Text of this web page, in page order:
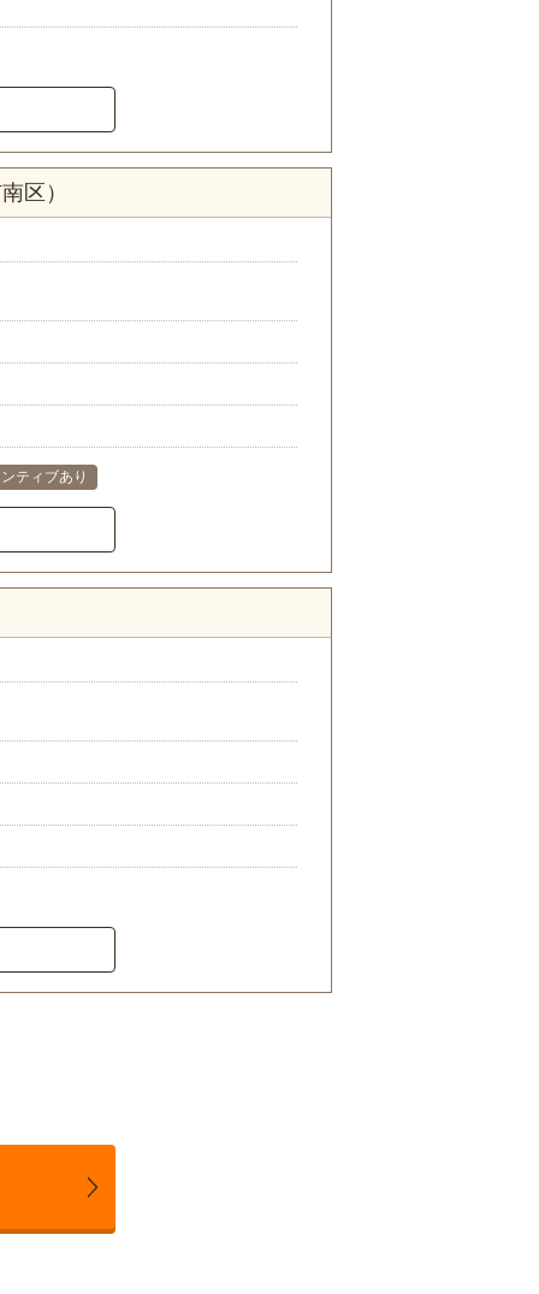
区）
ティブあり